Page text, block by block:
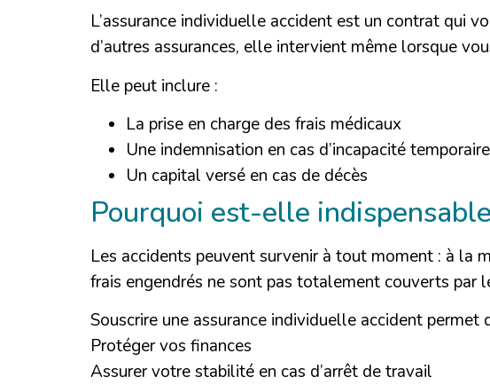
L’assurance individuelle accident est un contrat qui
d’autres assurances, elle intervient même lorsque
Elle peut inclure :
La prise en charge des frais médicaux
Une indemnisation en cas d’incapacité
Un capital versé en cas de décès
Pourquoi est-elle
Les accidents peuvent survenir à tout moment : à la
frais engendrés ne sont pas totalement couverts par
Souscrire une assurance individuelle accident permet
Protéger vos finances
Assurer votre stabilité en cas d’arrêt de travail